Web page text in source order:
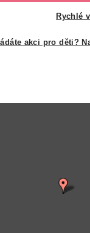
Rychlé
akci pro děti?